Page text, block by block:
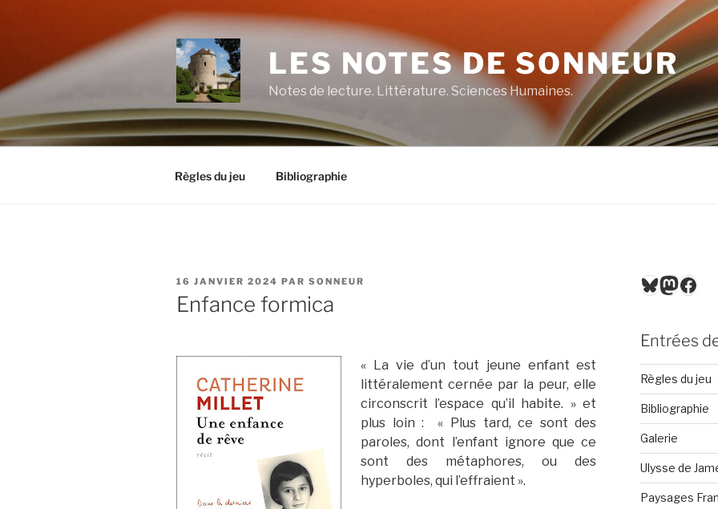
principal
LES NOTES DE SONNEUR
Notes de lecture. Littérature. Sciences Humaines.
Règles du jeu Bibliographie
PUBLIÉ
LE
16 JANVIER 2024 PAR SONNEUR
Enfance formica
« La vie d’un tout jeune enfant est
littéralement cernée par la peur, elle
circonscrit l’espace qu’il habite. » et
plus loin : « Plus tard, ce sont des
paroles, dont l’enfant ignore que ce
sont des métaphores, ou des
hyperboles, qui l’effraient ».
Bluesky
Entrées
Règles du jeu
Bibliographie
Galerie
Ulysse de
Paysages